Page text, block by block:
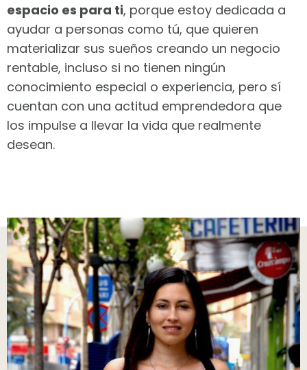
espacio es para ti, porque estoy dedicada a
ayudar a personas como tú, que quieren
materializar sus sueños creando un negocio
rentable, incluso si no tienen ningún
conocimiento especial o experiencia, pero sí
cuentan con una actitud emprendedora que
los impulse a llevar la vida que realmente
desean.